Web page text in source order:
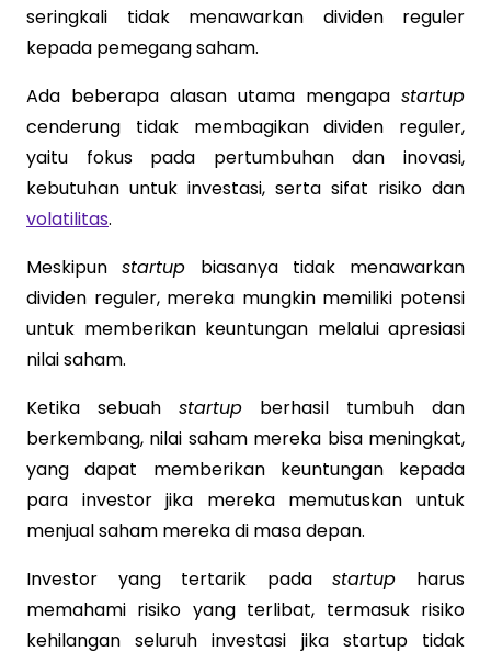
seringkali tidak menawarkan dividen reguler
kepada pemegang saham.
Ada beberapa alasan utama mengapa startup
cenderung tidak membagikan dividen reguler,
yaitu fokus pada pertumbuhan dan inovasi,
kebutuhan untuk investasi, serta sifat risiko dan
volatilitas.
Meskipunstartup biasanya tidak menawarkan
dividen reguler, mereka mungkin memiliki potensi
untuk memberikan keuntungan melalui apresiasi
nilai saham.
Ketika sebuah startup berhasil tumbuh dan
berkembang, nilai saham mereka bisa meningkat,
yang dapat memberikan keuntungan kepada
para investor jika mereka memutuskan untuk
menjual saham mereka di masa depan.
Investor yang tertarik padastartup harus
memahami risiko yang terlibat, termasuk risiko
kehilangan seluruh investasi jika startup tidak